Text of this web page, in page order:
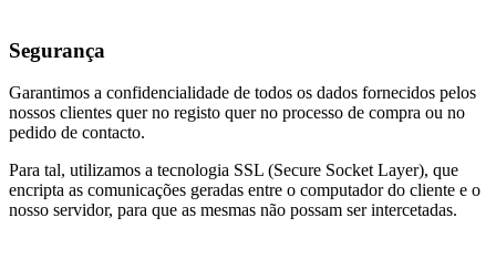
Segurança
Garantimos a confidencialidade de todos os dados fornecidos pelos
nossos clientes quer no registo quer no processo de compra ou no
pedido de contacto.
Para tal, utilizamos a tecnologia SSL (Secure Socket Layer), que
encripta as comunicações geradas entre o computador do cliente e o
nosso servidor, para que as mesmas não possam ser intercetadas.